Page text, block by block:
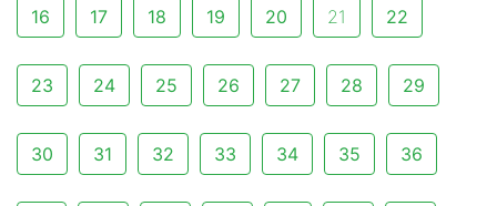
16 17 18 19 20 21 22
23 24 25 26 27 28 29
30 31 32 33 34 35 36